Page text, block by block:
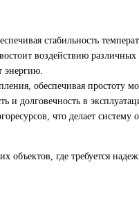
стабильность
воздействию различных
энергию.
обеспечивая простоту
и долговечность в
что делает систему
где требуется